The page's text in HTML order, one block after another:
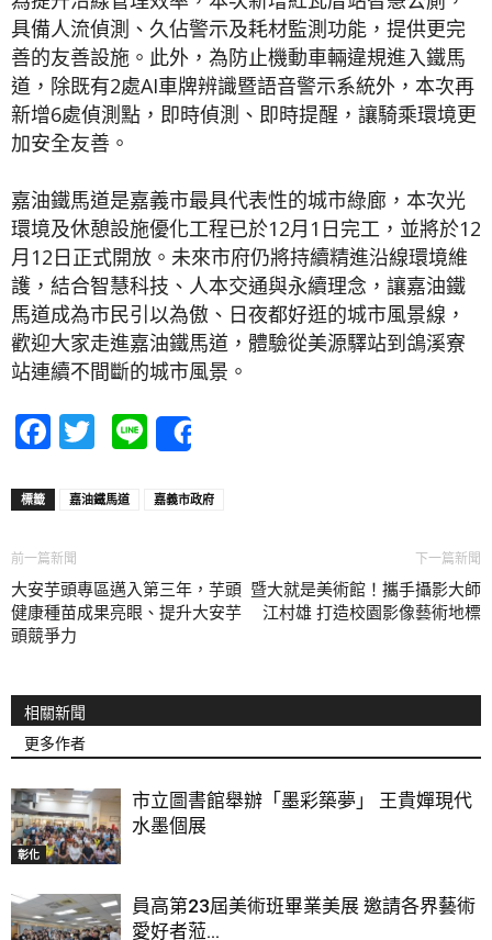
具備人流偵測、久佔警示及耗材監測功能，提供更完
善的友善設施。此外，為防止機動車輛違規進入鐵馬
道，除既有2處AI車牌辨識暨語音警示系統外，本次再
新增6處偵測點，即時偵測、即時提醒，讓騎乘環境更
加安全友善。
嘉油鐵馬道是嘉義市最具代表性的城市綠廊，本次光
環境及休憩設施優化工程已於12月1日完工，並將於12
月12日正式開放。未來市府仍將持續精進沿線環境維
護，結合智慧科技、人本交通與永續理念，讓嘉油鐵
馬道成為市民引以為傲、日夜都好逛的城市風景線，
歡迎大家走進嘉油鐵馬道，體驗從美源驛站到鴿溪寮
站連續不間斷的城市風景。
Facebook
Twitter
Line
標籤 嘉油鐵馬道 嘉義市政府
前一篇新聞
大安芋頭專區邁入第三年，芋頭
健康種苗成果亮眼、提升大安芋
頭競爭力
下一篇新聞
暨大就是美術館！攜手攝影大師
江村雄 打造校園影像藝術地標
相關新聞
更多作者
彰化
市立圖書館舉辦「墨彩築夢」 王貴嬋現代
水墨個展
員高第23屆美術班畢業美展 邀請各界藝術
愛好者蒞...